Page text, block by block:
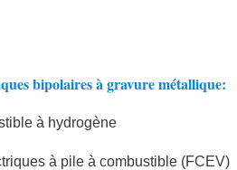
bipolaires à gravure métallique:
à hydrogène
à pile à combustible (FCEV)